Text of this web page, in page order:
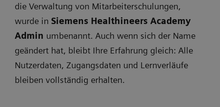
die Verwaltung von Mitarbeiterschulungen,
wurde in Siemens Healthineers Academy
Admin umbenannt. Auch wenn sich der Name
geändert hat, bleibt Ihre Erfahrung gleich: Alle
Nutzerdaten, Zugangsdaten und Lernverläufe
bleiben vollständig erhalten.